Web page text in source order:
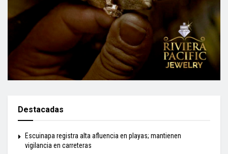
Destacadas
Escuinapa registra alta afluencia en playas; mantienen
vigilancia en carreteras